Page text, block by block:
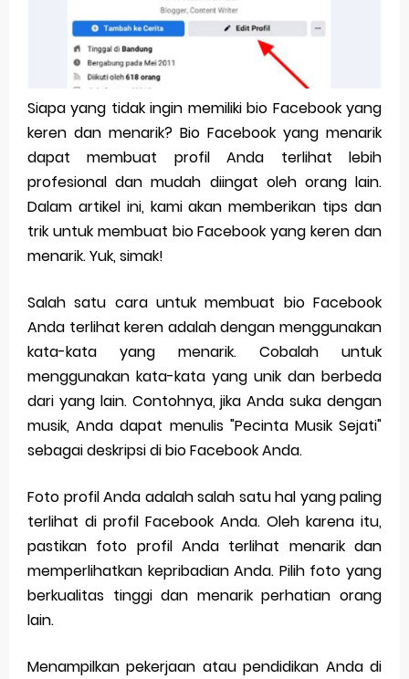
Simpan Profil Ig Dengan Mudah
Aplikasi Togel Android: Solusi Praktis Untuk Pecinta Togel
Siap Video Call, tapi Download Aplikasinya Dulu, Abangku
Saturday, 8 August
Siapa yang tidak ingin memiliki bio Facebook yang
keren dan menarik? Bio Facebook yang menarik
dapat membuat profil Anda terlihat lebih
profesional dan mudah diingat oleh orang lain.
Dalam artikel ini, kami akan memberikan tips dan
trik untuk membuat bio Facebook yang keren dan
menarik. Yuk, simak!
Salah satu cara untuk membuat bio Facebook
Anda terlihat keren adalah dengan menggunakan
kata-kata yang menarik. Cobalah untuk
menggunakan kata-kata yang unik dan berbeda
dari yang lain. Contohnya, jika Anda suka dengan
musik, Anda dapat menulis "Pecinta Musik Sejati"
sebagai deskripsi di bio Facebook Anda.
Foto profil Anda adalah salah satu hal yang paling
terlihat di profil Facebook Anda. Oleh karena itu,
pastikan foto profil Anda terlihat menarik dan
memperlihatkan kepribadian Anda. Pilih foto yang
berkualitas tinggi dan menarik perhatian orang
lain.
Menampilkan pekerjaan atau pendidikan Anda di